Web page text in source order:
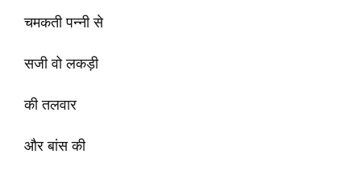
चमकती पन्नी से
सजी वो लकड़ी
की तलवार
और बांस की